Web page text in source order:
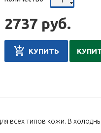
2737 руб.
КУПИТЬ
всех типов кожи. В